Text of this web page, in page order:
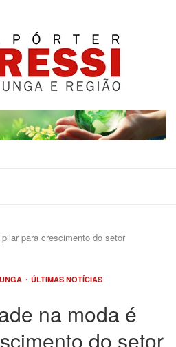
para crescimento do setor
ÚLTIMAS NOTÍCIAS
na moda é
do setor